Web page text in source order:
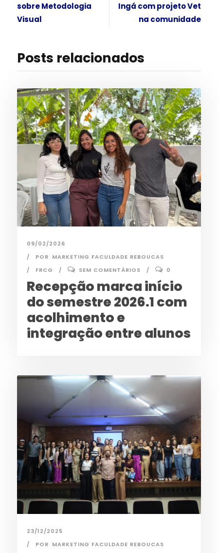
sobre Metodologia
Visual
Ingá com projeto Vet
na comunidade
Posts relacionados
09/02/2026
POR MARKETING FACULDADE REBOUCAS
FRCG
SEM COMENTÁRIOS 0
Recepção marca início
do semestre 2026.1 com
acolhimento e
integração entre alunos
23/12/2025
POR MARKETING FACULDADE REBOUCAS